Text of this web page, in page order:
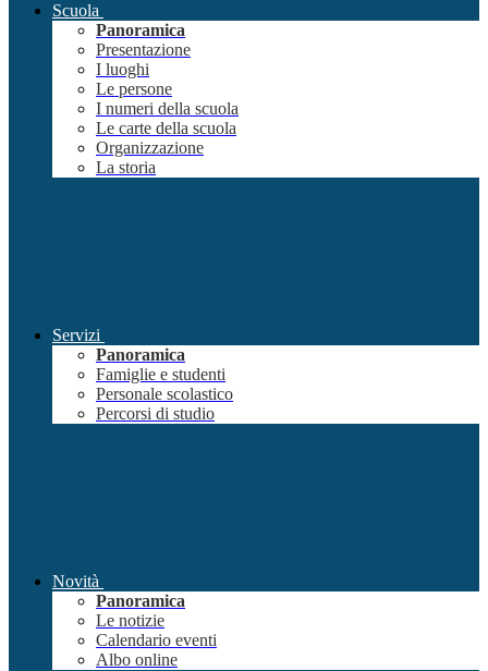
Scuola
Panoramica
Presentazione
I luoghi
Le persone
I numeri della scuola
Le carte della scuola
Organizzazione
La storia
Servizi
Panoramica
Famiglie e studenti
Personale scolastico
Percorsi di studio
Novità
Panoramica
Le notizie
Calendario eventi
Albo online